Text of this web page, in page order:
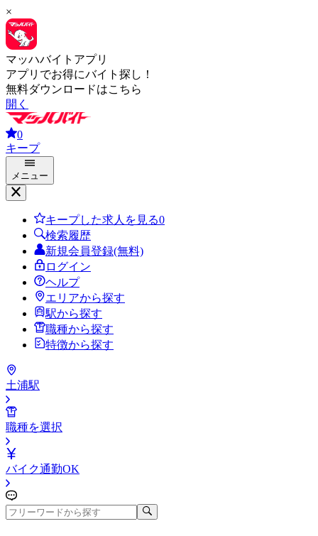
×
マッハバイトアプリ
アプリでお得にバイト探し！
無料ダウンロードはこちら
開く
0
キープ
メニュー
キープした求人を見る0
検索履歴
新規会員登録(無料)
ログイン
ヘルプ
エリアから探す
駅から探す
職種から探す
特徴から探す
土浦駅
職種を選択
バイク通勤OK